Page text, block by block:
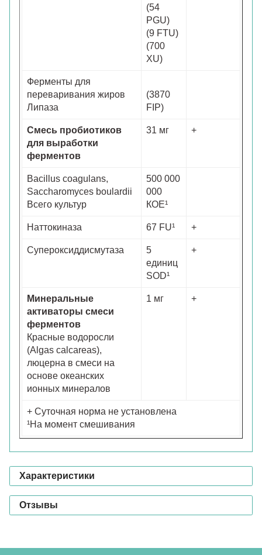
(54
PGU)
(9 FTU)
(700
XU)
Ферменты для
переваривания жиров
Липаза
(3870
FIP)
Смесь пробиотиков
для выработки
ферментов
31 мг +
Bacillus coagulans,
Saccharomyces boulardii
Всего культур
500 000
000
КОЕ¹
Наттокиназа 67 FU¹ +
Супероксиддисмутаза
5
единиц
SOD¹
+
Минеральные
активаторы смеси
ферментов
Красные водоросли
(Algas calcareas),
люцерна в смеси на
основе океанских
ионных минералов
1 мг +
+ Суточная норма не установлена
¹На момент смешивания
Характеристики
Отзывы